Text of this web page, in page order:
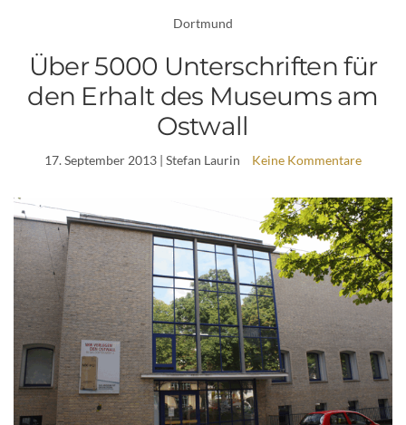
Dortmund
Über 5000 Unterschriften für
den Erhalt des Museums am
Ostwall
17. September 2013 | Stefan Laurin Keine Kommentare